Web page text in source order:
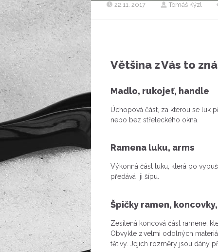
22.11. 2017 Tomáš Kýzl
Většina z Vás to
Madlo, rukojeť, handle
Úchopová část, za kterou se luk
nebo bez střeleckého okna.
Ramena luku, arms
Výkonná část luku, která po
předává ji šípu.
Špičky ramen,
Zesílená koncová část ramene,
Obvykle z velmi odolných
tětivy. Jejich rozměry jsou dány